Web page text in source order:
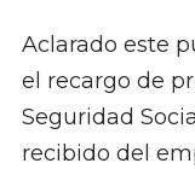
Aclarado este
el recargo de
Seguridad
recibido del